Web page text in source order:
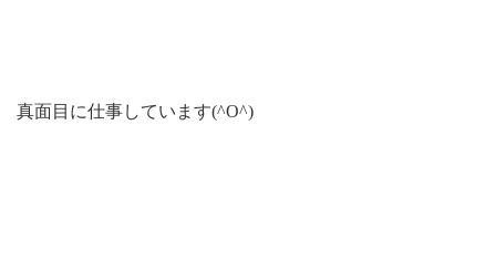
真面目に仕事しています(^O^)